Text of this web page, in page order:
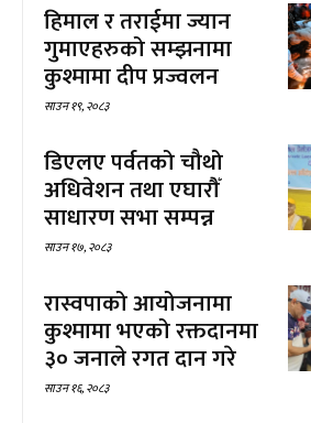
हिमाल र तराईमा ज्यान
गुमाएहरुको सम्झनामा
कुश्मामा दीप प्रज्वलन
साउन १९, २०८३
डिएलए पर्वतको चौथो
अधिवेशन तथा एघारौँ
साधारण सभा सम्पन्न
साउन १७, २०८३
रास्वपाको आयोजनामा
कुश्मामा भएको रक्तदानमा
३० जनाले रगत दान गरे
साउन १६, २०८३